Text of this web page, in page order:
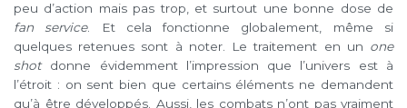
peu d’action mais pas trop, et surtout une bonne dose de
fan service. Et cela fonctionne globalement, même si
quelques retenues sont à noter. Le traitement en un one
shotdonne évidemment l’impression que l’univers est à
l’étroit : on sent bien que certains éléments ne demandent
qu’à être développés. Aussi, les combats n’ont pas vraiment